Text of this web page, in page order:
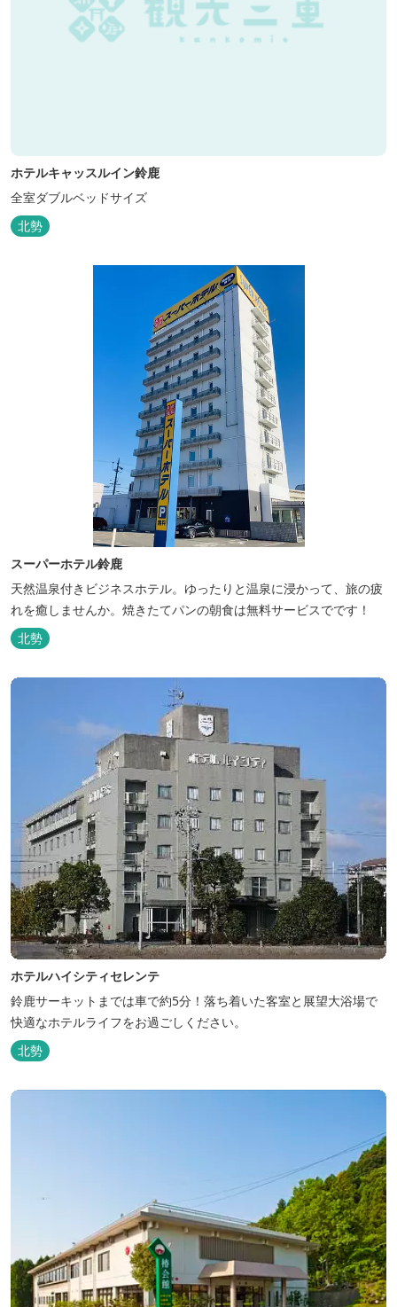
ホテルキャッスルイン鈴鹿
全室ダブルベッドサイズ
北勢
スーパーホテル鈴鹿
天然温泉付きビジネスホテル。ゆったりと温泉に浸かって、旅の疲
れを癒しませんか。焼きたてパンの朝食は無料サービスでです！
北勢
ホテルハイシティセレンテ
鈴鹿サーキットまでは車で約5分！落ち着いた客室と展望大浴場で
快適なホテルライフをお過ごしください。
北勢